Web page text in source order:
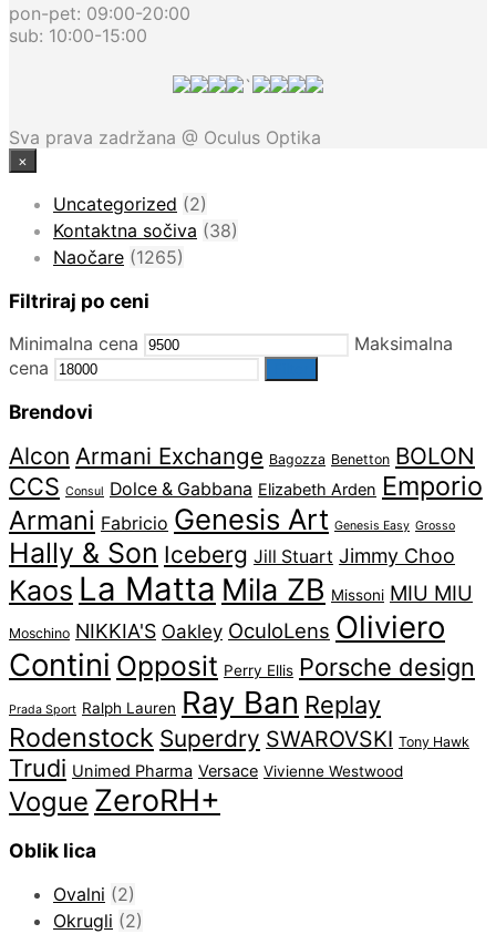
pon-pet: 09:00-20:00
sub: 10:00-15:00
`
Sva prava zadržana @ Oculus Optika
×
Uncategorized (2)
Kontaktna sočiva (38)
Naočare (1265)
Filtriraj po ceni
Minimalna cena
Maksimalna
cena
Brendovi
Alcon Armani Exchange Bagozza Benetton BOLON
CCS Consul Dolce & Gabbana Elizabeth Arden Emporio
Armani Fabricio Genesis Art Genesis Easy Grosso
Hally & Son Iceberg Jill Stuart Jimmy Choo
Kaos La Matta Mila ZB Missoni MIU MIU
Moschino NIKKIA'S Oakley OculoLens Oliviero
Contini Opposit Perry Ellis Porsche design
Prada Sport Ralph Lauren Ray Ban Replay
Rodenstock Superdry SWAROVSKI Tony Hawk
Trudi Unimed Pharma Versace Vivienne Westwood
Vogue ZeroRH+
Oblik lica
Ovalni (2)
Okrugli (2)